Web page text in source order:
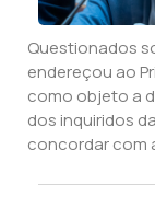
Questionados
endereçou ao
como objeto a
dos inquiridos
concordar com